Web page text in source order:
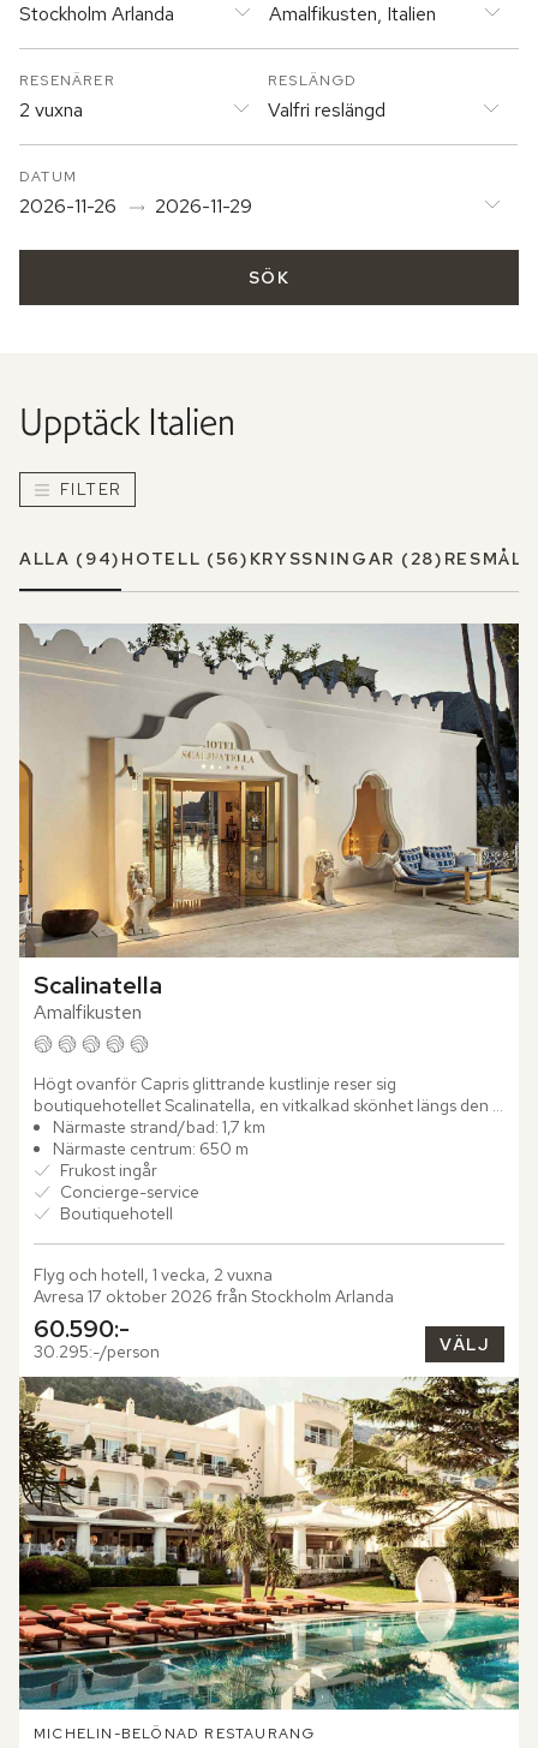
Stockholm Arlanda Amalfikusten, Italien
RESLÄNGD
Valfri reslängd
DATUM
2026-11-26 2026-11-29
RESENÄRER
2 vuxna
SÖK
Upptäck Italien
FILTER
ALLA (94) HOTELL (56) KRYSSNINGAR (28) RESMÅL
Scalinatella
Amalfikusten
Högt ovanför Capris glittrande kustlinje reser sig
boutiquehotellet Scalinatella, en vitkalkad skönhet längs den
eleganta Via Tragara. Sedan generationer tillbaka har
familjen...
Närmaste strand/bad: 1,7 km
Närmaste centrum: 650 m
Frukost ingår
Concierge-service
Boutiquehotell
Flyg och hotell, 1 vecka, 2 vuxna
Avresa 17 oktober 2026 från Stockholm Arlanda
60.590:-
30.295:-/person VÄLJ
MICHELIN-BELÖNAD RESTAURANG